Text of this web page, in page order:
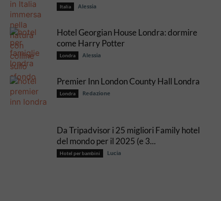
Italia Alessia
Hotel Georgian House Londra: dormire
come Harry Potter
Londra Alessia
Premier Inn London County Hall Londra
Londra Redazione
Da Tripadvisor i 25 migliori Family hotel
del mondo per il 2025 (e 3...
Hotel per bambini Lucia